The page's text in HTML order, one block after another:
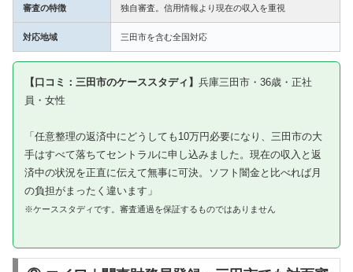
審査の特徴 独自審査。信用情報より現在の収入を重視
対応地域 三田市を含む全国対応
【口コミ：三田市のケーススタディ】 兵庫三田市・36歳・正社
員・女性
「任意整理の返済中にどうしても10万円必要になり、三田市の大
手はすべて落ちてセントラルに申し込みました。現在の収入と返
済中の状況を正直に伝えて無事に可決。ソフト闇金と比べれば月
の負担がまったく違います」
※ケーススタディです。審査通過を保証するものではありません